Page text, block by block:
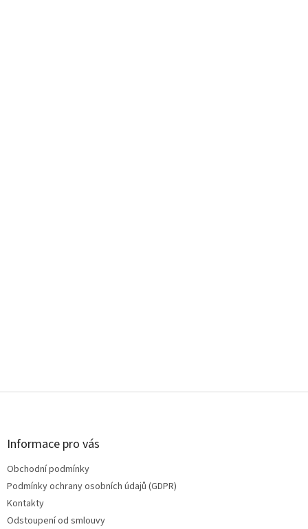
Z
Informace pro vás
Obchodní podmínky
Podmínky ochrany osobních údajů (GDPR)
Kontakty
Odstoupení od smlouvy